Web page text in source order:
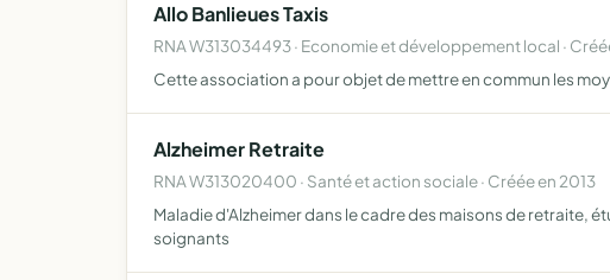
Allo Banlieues Taxis
RNA W313034493 · Economie et développement local ·
Cette association a pour objet de mettre en commun les
Alzheimer Retraite
RNA W313020400 · Santé et action sociale · Créée en 2013
Maladie d'Alzheimer dans le cadre des maisons de retraite,
soignants